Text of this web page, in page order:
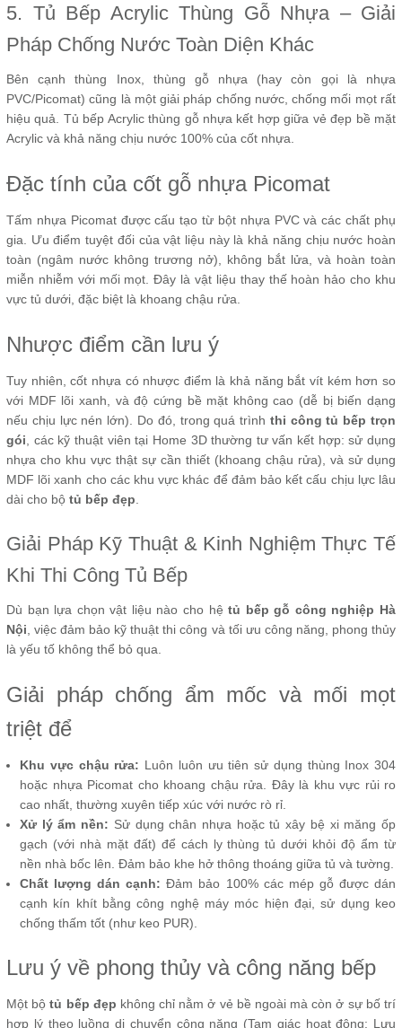
5. Tủ Bếp Acrylic Thùng Gỗ Nhựa – Giải
Pháp Chống Nước Toàn Diện Khác
Bên cạnh thùng Inox, thùng gỗ nhựa (hay còn gọi là nhựa
PVC/Picomat) cũng là một giải pháp chống nước, chống mối mọt rất
hiệu quả. Tủ bếp Acrylic thùng gỗ nhựa kết hợp giữa vẻ đẹp bề mặt
Acrylic và khả năng chịu nước 100% của cốt nhựa.
Đặc tính của cốt gỗ nhựa Picomat
Tấm nhựa Picomat được cấu tạo từ bột nhựa PVC và các chất phụ
gia. Ưu điểm tuyệt đối của vật liệu này là khả năng chịu nước hoàn
toàn (ngâm nước không trương nở), không bắt lửa, và hoàn toàn
miễn nhiễm với mối mọt. Đây là vật liệu thay thế hoàn hảo cho khu
vực tủ dưới, đặc biệt là khoang chậu rửa.
Nhược điểm cần lưu ý
Tuy nhiên, cốt nhựa có nhược điểm là khả năng bắt vít kém hơn so
với MDF lõi xanh, và độ cứng bề mặt không cao (dễ bị biến dạng
nếu chịu lực nén lớn). Do đó, trong quá trình thi công tủ bếp trọn
gói , các kỹ thuật viên tại Home 3D thường tư vấn kết hợp: sử dụng
nhựa cho khu vực thật sự cần thiết (khoang chậu rửa), và sử dụng
MDF lõi xanh cho các khu vực khác để đảm bảo kết cấu chịu lực lâu
dài cho bộ tủ bếp đẹp
Giải Pháp Kỹ Thuật & Kinh Nghiệm Thực Tế
Khi Thi Công Tủ Bếp
Dù bạn lựa chọn vật liệu nào cho hệtủ bếp gỗ công nghiệp Hà
Nội , việc đảm bảo kỹ thuật thi công và tối ưu công năng, phong thủy
là yếu tố không thể bỏ qua.
Giải pháp chống ẩm mốc và mối mọt
triệt để
Khu vực chậu rửa: Luôn luôn ưu tiên sử dụng thùng Inox 304
hoặc nhựa Picomat cho khoang chậu rửa. Đây là khu vực rủi ro
cao nhất, thường xuyên tiếp xúc với nước rò rỉ.
Xử lý ẩm nền: Sử dụng chân nhựa hoặc tủ xây bệ xi măng ốp
gạch (với nhà mặt đất) để cách ly thùng tủ dưới khỏi độ ẩm từ
nền nhà bốc lên. Đảm bảo khe hở thông thoáng giữa tủ và tường.
Chất lượng dán cạnh: Đảm bảo 100% các mép gỗ được dán
cạnh kín khít bằng công nghệ máy móc hiện đại, sử dụng keo
chống thấm tốt (như keo PUR).
Lưu ý về phong thủy và công năng bếp
Một bộtủ bếp đẹp không chỉ nằm ở vẻ bề ngoài mà còn ở sự bố trí
hợp lý theo luồng di chuyển công năng (Tam giác hoạt động: Lưu